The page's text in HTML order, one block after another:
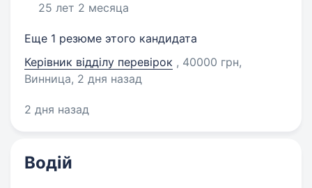
25 лет 2 месяца
Еще 1 резюме этого кандидата
Керівник відділу перевірок , 40000 грн,
Винница, 2 дня назад
2 дня назад
Водій